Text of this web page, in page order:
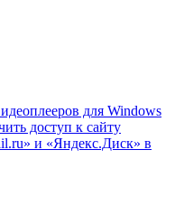
для Windows
доступ к сайту
и «Яндекс.Диск» в